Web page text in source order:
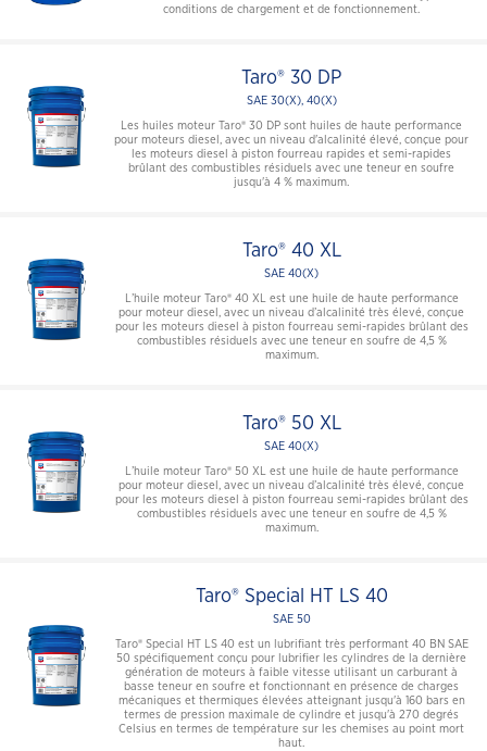
conditions de chargement et de fonctionnement.
Taro® 30 DP
SAE 30(X), 40(X)
Les huiles moteur Taro® 30 DP sont huiles de haute performance
pour moteurs diesel, avec un niveau d'alcalinité élevé, conçue pour
les moteurs diesel à piston fourreau rapides et semi-rapides
brûlant des combustibles résiduels avec une teneur en soufre
jusqu'à 4 % maximum.
Taro® 40 XL
SAE 40(X)
L’huile moteur Taro® 40 XL est une huile de haute performance
pour moteur diesel, avec un niveau d’alcalinité très élevé, conçue
pour les moteurs diesel à piston fourreau semi-rapides brûlant des
combustibles résiduels avec une teneur en soufre de 4,5 %
maximum.
Taro® 50 XL
SAE 40(X)
L’huile moteur Taro® 50 XL est une huile de haute performance
pour moteur diesel, avec un niveau d’alcalinité très élevé, conçue
pour les moteurs diesel à piston fourreau semi-rapides brûlant des
combustibles résiduels avec une teneur en soufre de 4,5 %
maximum.
Taro® Special HT LS 40
SAE 50
Taro® Special HT LS 40 est un lubrifiant très performant 40 BN SAE
50 spécifiquement conçu pour lubrifier les cylindres de la dernière
génération de moteurs à faible vitesse utilisant un carburant à
basse teneur en soufre et fonctionnant en présence de charges
mécaniques et thermiques élevées atteignant jusqu'à 160 bars en
termes de pression maximale de cylindre et jusqu'à 270 degrés
Celsius en termes de température sur les chemises au point mort
haut.